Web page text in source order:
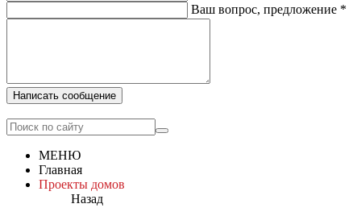
Ваш вопрос, предложение *
Написать сообщение
МЕНЮ
Главная
Проекты домов
Назад